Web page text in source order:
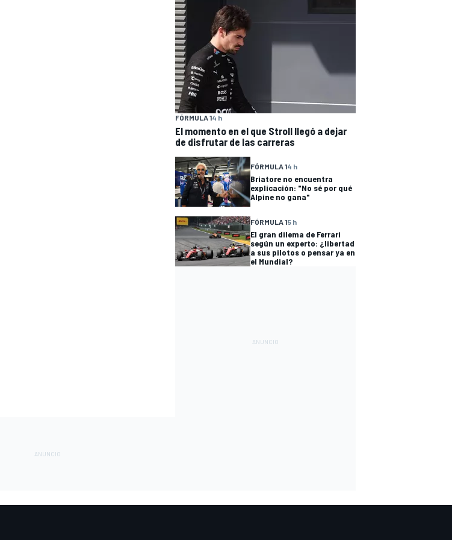
FÓRMULA 14 h
El momento en el que Stroll llegó a dejar
de disfrutar de las carreras
FÓRMULA 14 h
Briatore no encuentra
explicación: "No sé por qué
Alpine no gana"
FÓRMULA 15 h
El gran dilema de Ferrari
según un experto: ¿libertad
a sus pilotos o pensar ya en
el Mundial?